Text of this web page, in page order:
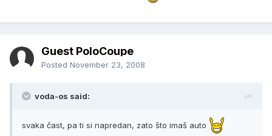
Guest PoloCoupe
Posted November 23, 2008
voda-os said:
svaka čast, pa ti si napredan, zato što imaš auto